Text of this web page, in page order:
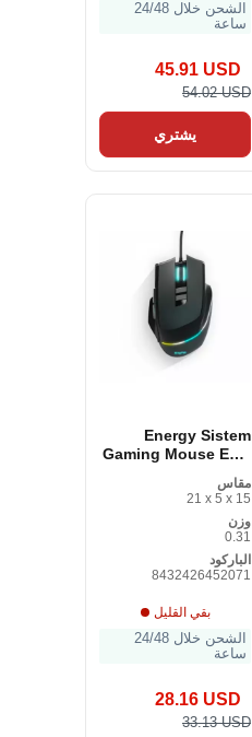
الشحن خلال 24/48
ساعة
45.91 USD
54.02 USD
يشتري
Energy Sistem
Gaming Mouse ESG
مقاس
21 x 5 x 15
وزن
0.31
الباركود
8432426452071
بقي القليل
الشحن خلال 24/48
ساعة
28.16 USD
33.13 USD